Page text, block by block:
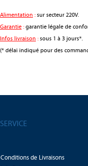
Alimentation : sur secteur 220V.
Garantie : garantie légale de
Infos livraison : sous 1 à 3 jours*.
(* délai indiqué pour des
SERVICE
Conditions de Livraisons